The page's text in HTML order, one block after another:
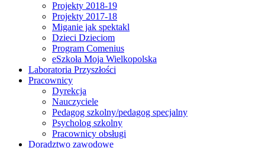
Projekty 2018-19
Projekty 2017-18
Miganie jak spektakl
Dzieci Dzieciom
Program Comenius
eSzkoła Moja Wielkopolska
Laboratoria Przyszłości
Pracownicy
Dyrekcja
Nauczyciele
Pedagog szkolny/pedagog specjalny
Psycholog szkolny
Pracownicy obsługi
Doradztwo zawodowe